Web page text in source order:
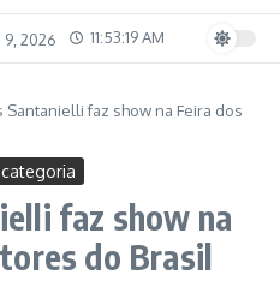
2026 11:53:20 AM
Santanielli faz show na Feira dos
faz show na
do Brasil